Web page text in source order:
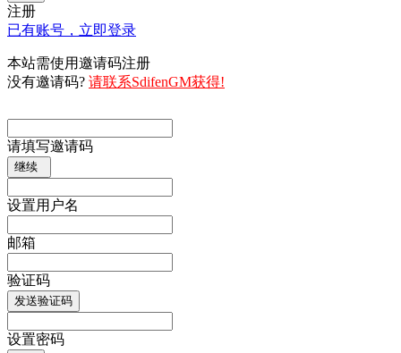
注册
已有账号，立即登录
本站需使用邀请码注册
没有邀请码? 请联系SdifenGM获得!
请填写邀请码
继续
设置用户名
邮箱
验证码
发送验证码
设置密码